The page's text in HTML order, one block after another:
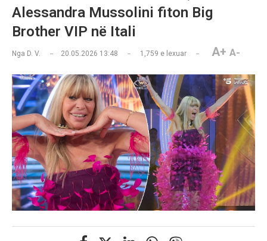
Alessandra Mussolini fiton Big
Brother VIP në Itali
Nga D. V. 20.05.2026 13:48 1,759 e lexuar A+ A-